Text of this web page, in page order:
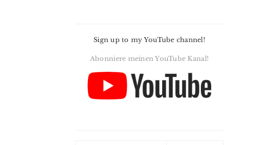
Sign up to my YouTube channel!
Abonniere meinen YouTube Kanal!